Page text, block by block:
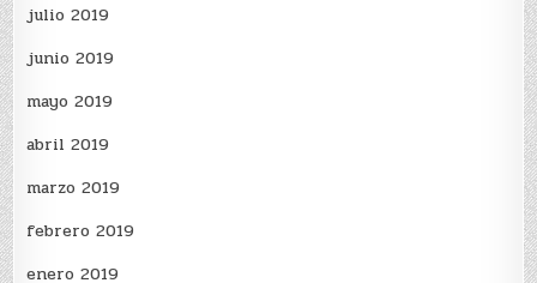
julio 2019
junio 2019
mayo 2019
abril 2019
marzo 2019
febrero 2019
enero 2019